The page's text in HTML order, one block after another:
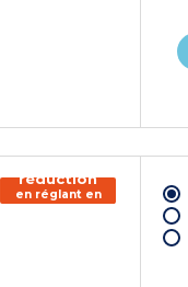
150€ de
réduction
en réglant en
chèque